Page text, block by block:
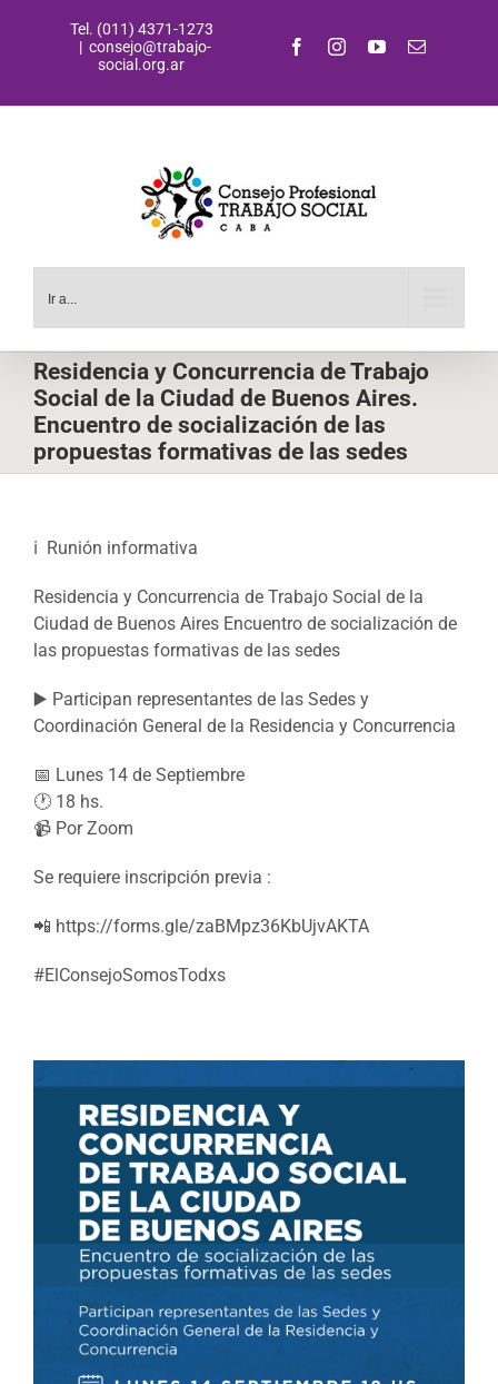
Tel. (011) 4371-1273
| consejo@trabajo-
social.org.ar
FacebookInstagramYouTubeCorreo
Ir a...
Residencia y Concurrencia de Trabajo
Social de la Ciudad de Buenos Aires.
Encuentro de socialización de las
propuestas formativas de las sedes
ℹ Runión informativa
Residencia y Concurrencia de Trabajo Social de la
Ciudad de Buenos Aires Encuentro de socialización de
las propuestas formativas de las sedes
▶️ Participan representantes de las Sedes y
Coordinación General de la Residencia y Concurrencia
📅 Lunes 14 de Septiembre
🕐 18 hs.
📹 Por Zoom
Se requiere inscripción previa :
📲 https://forms.gle/zaBMpz36KbUjvAKTA
#ElConsejoSomosTodxs